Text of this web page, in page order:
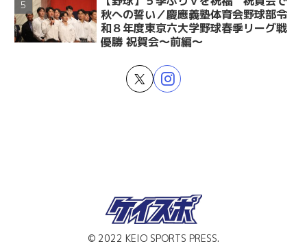
秋への誓い／慶應義塾体育会野球部令
和８年度東京六大学野球春季リーグ戦
優勝 祝賀会～前編～
© 2022 KEIO SPORTS PRESS.